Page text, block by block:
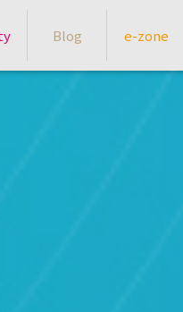
Blog e-zone